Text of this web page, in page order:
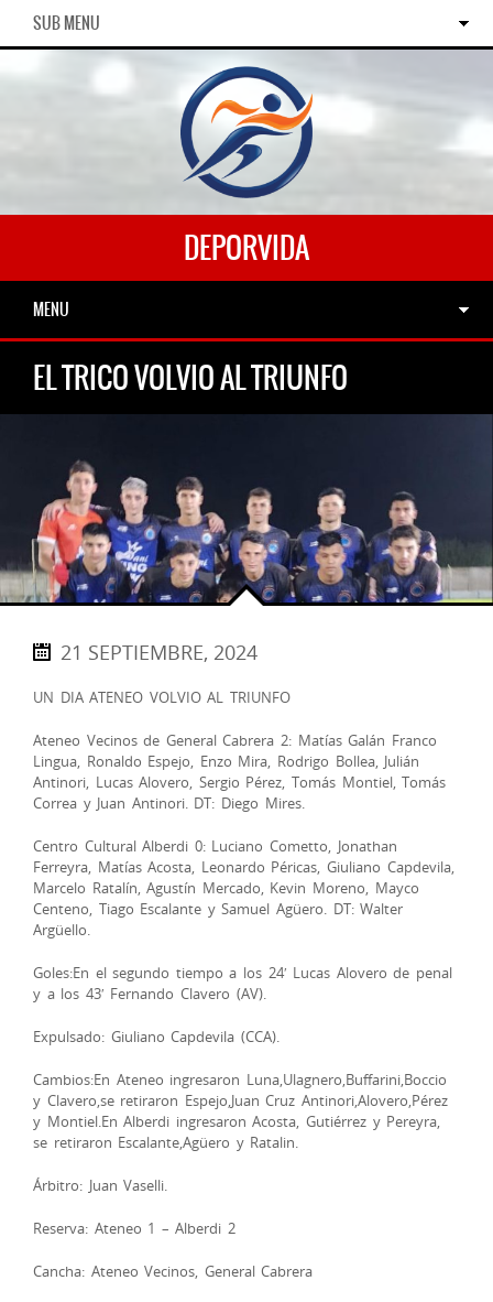
SUB MENU
DEPORVIDA
MENU
EL TRICO VOLVIO AL TRIUNFO
21 SEPTIEMBRE, 2024
UN DIA ATENEO VOLVIO AL TRIUNFO
Ateneo Vecinos de General Cabrera 2: Matías Galán Franco
Lingua, Ronaldo Espejo, Enzo Mira, Rodrigo Bollea, Julián
Antinori, Lucas Alovero, Sergio Pérez, Tomás Montiel, Tomás
Correa y Juan Antinori. DT: Diego Mires.
Centro Cultural Alberdi 0: Luciano Cometto, Jonathan
Ferreyra, Matías Acosta, Leonardo Péricas, Giuliano Capdevila,
Marcelo Ratalín, Agustín Mercado, Kevin Moreno, Mayco
Centeno, Tiago Escalante y Samuel Agüero. DT: Walter
Argüello.
Goles:En el segundo tiempo a los 24′ Lucas Alovero de penal
y a los 43′ Fernando Clavero (AV).
Expulsado: Giuliano Capdevila (CCA).
Cambios:En Ateneo ingresaron Luna,Ulagnero,Buffarini,Boccio
y Clavero,se retiraron Espejo,Juan Cruz Antinori,Alovero,Pérez
y Montiel.En Alberdi ingresaron Acosta, Gutiérrez y Pereyra,
se retiraron Escalante,Agüero y Ratalin.
Árbitro: Juan Vaselli.
Reserva: Ateneo 1 – Alberdi 2
Cancha: Ateneo Vecinos, General Cabrera